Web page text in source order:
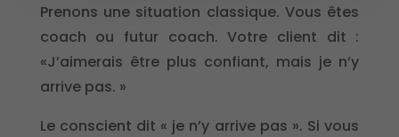
Prenons une situation classique. Vous êtes
coach ou futur coach. Votre client dit :
«J’aimerais être plus confiant, mais je n’y
arrive pas. »
Le conscient dit « je n’y arrive pas ». Si vous